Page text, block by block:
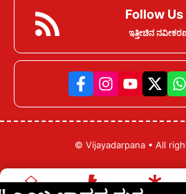
Follow
ಇತ್ತೀಚಿನ
© Vijayadarpana • All